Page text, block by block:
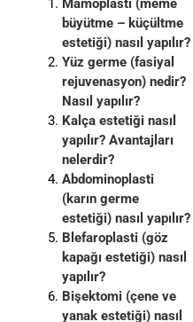
Mamoplasti (meme
büyütme – küçültme
estetiği) nasıl yapılır?
Yüz germe (fasiyal
rejuvenasyon) nedir?
Nasıl yapılır?
Kalça estetiği nasıl
yapılır? Avantajları
nelerdir?
Abdominoplasti
(karın germe
estetiği) nasıl yapılır?
Blefaroplasti (göz
kapağı estetiği) nasıl
yapılır?
Bişektomi (çene ve
yanak estetiği) nasıl